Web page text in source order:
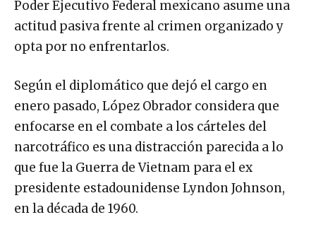
Poder Ejecutivo Federal mexicano asume una
actitud pasiva frente al crimen organizado y
opta por no enfrentarlos.
Según el diplomático que dejó el cargo en
enero pasado, López Obrador considera que
enfocarse en el combate a los cárteles del
narcotráfico es una distracción parecida a lo
que fue la Guerra de Vietnam para el ex
presidente estadounidense Lyndon Johnson,
en la década de 1960.